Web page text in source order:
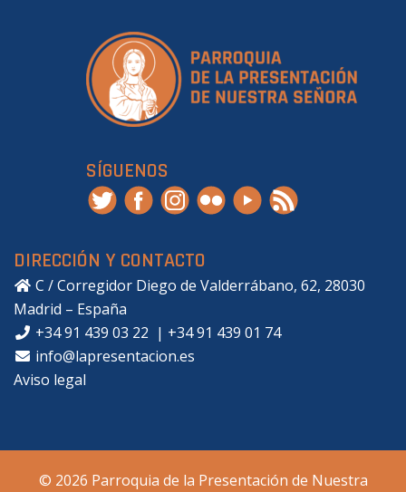
SÍGUENOS
DIRECCIÓN Y CONTACTO
C / Corregidor Diego de Valderrábano, 62, 28030
Madrid – España
+34 91 439 03 22 | +34 91 439 01 74
info@lapresentacion.es
Aviso legal
© 2026 Parroquia de la Presentación de Nuestra